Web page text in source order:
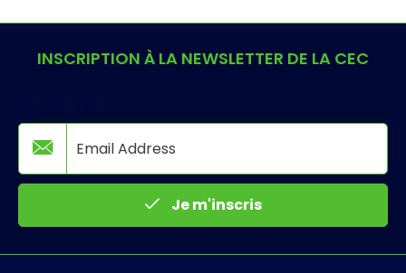
INSCRIPTION À LA NEWSLETTER DE LA CEC
Je m'inscris